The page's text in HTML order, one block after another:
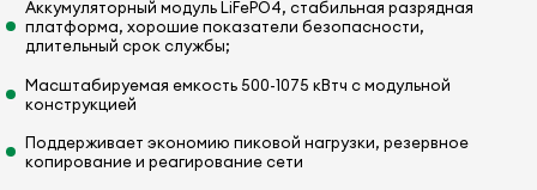
Аккумуляторный модуль LiFePO4, стабильная разрядная
платформа, хорошие показатели безопасности,
длительный срок службы;
Масштабируемая емкость 500-1075 кВтч с модульной
конструкцией
Поддерживает экономию пиковой нагрузки, резервное
копирование и реагирование сети